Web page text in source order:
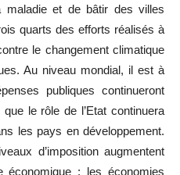
maladie et de bâtir des villes
quarts des efforts réalisés à
le changement climatique
Au niveau mondial, il est à
publiques continueront
le rôle de l’Etat continuera
les pays en développement.
d’imposition augmentent
économique : les économies